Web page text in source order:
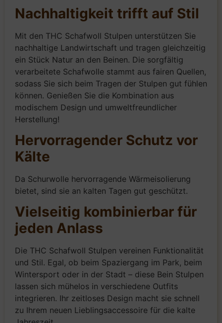
Nachhaltigkeit trifft auf Stil
Mit den THC Schafwoll Stulpen unterstützen Sie
nachhaltige Landwirtschaft und tragen gleichzeitig
ein Stück Natur an den Beinen. Die sorgfältig
verarbeitete Schafwolle stammt aus fairen Quellen,
sodass Sie sich beim Tragen der Stulpen gut fühlen
können. Genießen Sie die Kombination aus
modischem Design und umweltfreundlicher
Herstellung!
Hervorragender Schutz vor
Kälte
Da Schurwolle hervorragende Wärmeisolierung
bietet, sind sie an kalten Tagen gut geschützt.
Vielseitig kombinierbar für
jeden Anlass
Die THC Schafwoll Stulpen vereinen Funktionalität
und Stil. Egal, ob beim Spaziergang im Park, beim
Wintersport oder in der Stadt – diese Bein Stulpen
lassen sich mühelos in verschiedene Outfits
integrieren. Ihr zeitloses Design macht sie schnell
zu Ihrem neuen Lieblingsaccessoire für die kalte